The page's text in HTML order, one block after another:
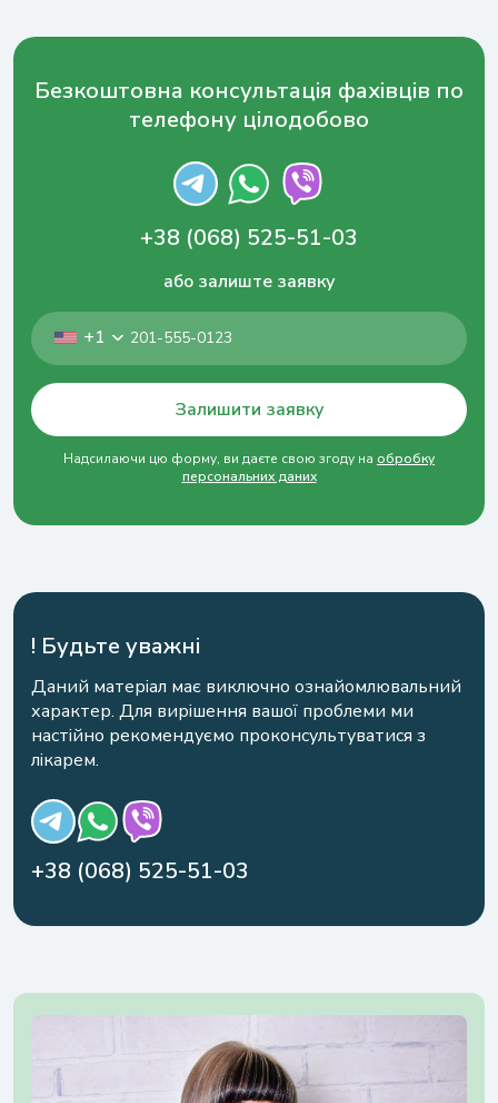
Безкоштовна консультація фахівців по
телефону цілодобово
+38 (068) 525-51-03
або залиште заявку
+1
Залишити заявку
Надсилаючи цю форму, ви даєте свою згоду на обробку
персональних даних
! Будьте уважні
Даний матеріал має виключно ознайомлювальний
характер. Для вирішення вашої проблеми ми
настійно рекомендуємо проконсультуватися з
лікарем.
+38 (068) 525-51-03
Залишити відгук
Анонім
Ваш відгук
Безкоштовна консультація фахівців по
+1
Надсилаючи цю форму, ви даєте свою згоду на
+38 (068) 525-51-03